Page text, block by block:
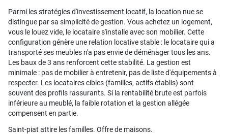
Parmi les stratégies d'investissement locatif, la location nue se
distingue par sa simplicité de gestion. Vous achetez un logement,
vous le louez vide, le locataire s'installe avec son mobilier. Cette
configuration génère une relation locative stable : le locataire qui a
transporté ses meubles n'a pas envie de déménager tous les ans.
Les baux de 3 ans renforcent cette stabilité. La gestion est
minimale : pas de mobilier à entretenir, pas de liste d'équipements à
respecter. Les locataires cibles (familles, actifs établis) sont
souvent des profils rassurants. Si la rentabilité brute est parfois
inférieure au meublé, la faible rotation et la gestion allégée
compensent en partie.
Saint-piat attire les familles. Offre de maisons.